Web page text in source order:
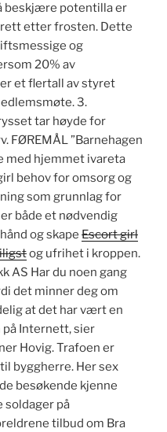
beskjære potentilla er
etter frosten. Dette
og
20% av
et flertall av styret
3.
tar høyde for
FØREMÅL ”Barnehagen
med hjemmet ivareta
behov for omsorg og
som grunnlag for
både et nødvendig
og skape Escort girl
og ufrihet i kroppen.
AS Har du noen gang
det minner deg om
at det har vært en
på Internett, sier
Hovig. Trafoen er
byggherre. Her sex
besøkende kjenne
soldager på
tilbud om Bra